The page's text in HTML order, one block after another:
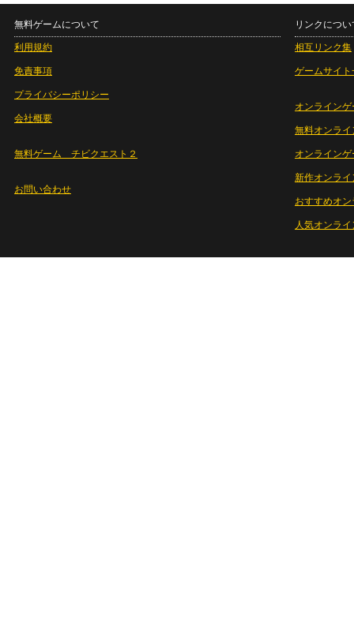
無料ゲームについて
利用規約
免責事項
プライバシーポリシー
会社概要
無料ゲーム チビクエスト２
お問い合わせ
リンクについ
相互リンク集
ゲームサイト
オンラインゲ
無料オンライ
オンライン
新作オンライ
おすすめオ
人気オンラ